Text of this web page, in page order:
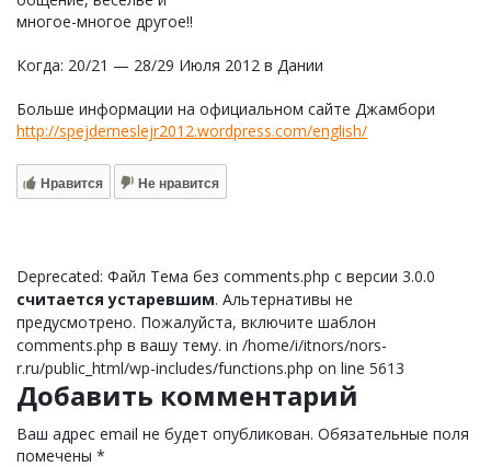
многое-многое другое!!
Когда: 20/21 — 28/29 Июля 2012 в Дании
Больше информации на официальном сайте Джамбори
http://spejderneslejr2012.wordpress.com/english/
Нравится Не нравится
Deprecated: Файл Тема без comments.php с версии 3.0.0
считается устаревшим. Альтернативы не
предусмотрено. Пожалуйста, включите шаблон
comments.php в вашу тему. in /home/i/itnors/nors-
r.ru/public_html/wp-includes/functions.php on line 5613
Добавить комментарий
Ваш адрес email не будет опубликован. Обязательные поля
помечены *